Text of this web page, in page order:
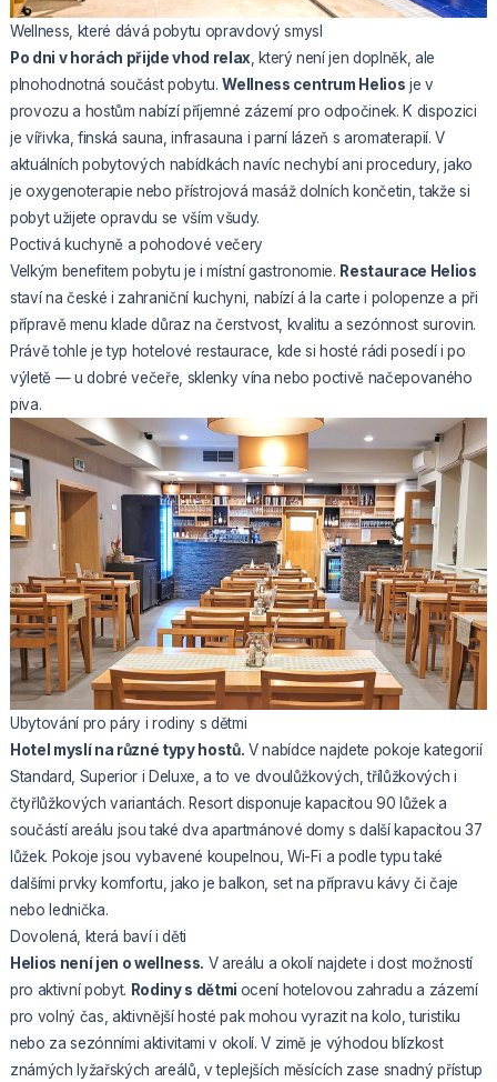
Wellness, které dává pobytu opravdový smysl
Po dni v horách přijde vhod relax , který není jen doplněk, ale
plnohodnotná součást pobytu.Wellness centrum Helios je v
provozu a hostům nabízí příjemné zázemí pro odpočinek. K dispozici
je vířivka, finská sauna, infrasauna i parní lázeň s aromaterapií. V
aktuálních pobytových nabídkách navíc nechybí ani procedury, jako
je oxygenoterapie nebo přístrojová masáž dolních končetin, takže si
pobyt užijete opravdu se vším všudy.
Poctivá kuchyně a pohodové večery
Velkým benefitem pobytu je i místní gastronomie. Restaurace Helios
staví na české i zahraniční kuchyni, nabízí á la carte i polopenze a při
přípravě menu klade důraz na čerstvost, kvalitu a sezónnost surovin.
Právě tohle je typ hotelové restaurace, kde si hosté rádi posedí i po
výletě — u dobré večeře, sklenky vína nebo poctivě načepovaného
piva.
Ubytování pro páry i rodiny s dětmi
Hotel myslí na různé typy hostů. V nabídce najdete pokoje kategorií
Standard, Superior i Deluxe, a to ve dvoulůžkových, třílůžkových i
čtyřlůžkových variantách. Resort disponuje kapacitou 90 lůžek a
součástí areálu jsou také dva apartmánové domy s další kapacitou 37
lůžek. Pokoje jsou vybavené koupelnou, Wi-Fi a podle typu také
dalšími prvky komfortu, jako je balkon, set na přípravu kávy či čaje
nebo lednička.
Dovolená, která baví i děti
Helios není jen o wellness. V areálu a okolí najdete i dost možností
pro aktivní pobyt. Rodiny s dětmi ocení hotelovou zahradu a zázemí
pro volný čas, aktivnější hosté pak mohou vyrazit na kolo, turistiku
nebo za sezónními aktivitami v okolí. V zimě je výhodou blízkost
známých lyžařských areálů, v teplejších měsících zase snadný přístup